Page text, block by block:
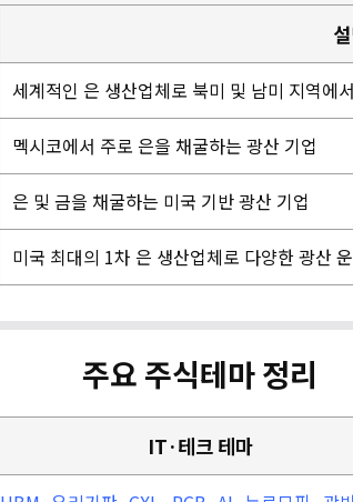
세계적인 은 생산업체로 북미 및 남미 지역에
멕시코에서 주로 은을 채굴하는 광산 기업
은 및 금을 채굴하는 미국 기반 광산 기업
미국 최대의 1차 은 생산업체로 다양한 광산
주요 주식테마 정리
IT·테크 테마